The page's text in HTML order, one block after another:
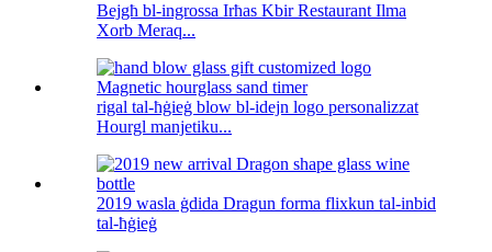
Bejgħ bl-ingrossa Irħas Kbir Restaurant Ilma
Xorb Meraq...
rigal tal-ħġieġ blow bl-idejn logo personalizzat
Hourgl manjetiku...
2019 wasla ġdida Dragun forma flixkun tal-inbid
tal-ħġieġ